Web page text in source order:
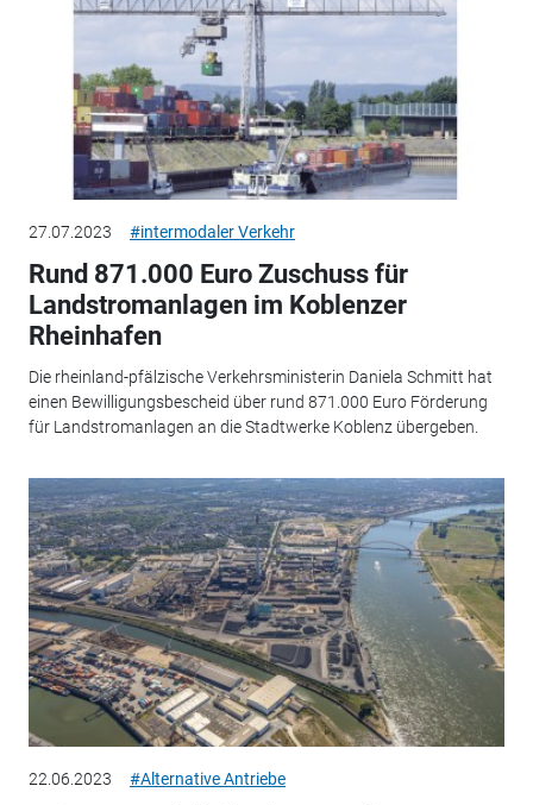
27.07.2023 #intermodaler Verkehr
Rund 871.000 Euro Zuschuss für
Landstromanlagen im Koblenzer
Rheinhafen
Die rheinland-pfälzische Verkehrsministerin Daniela Schmitt hat
einen Bewilligungsbescheid über rund 871.000 Euro Förderung
für Landstromanlagen an die Stadtwerke Koblenz übergeben.
22.06.2023 #Alternative Antriebe